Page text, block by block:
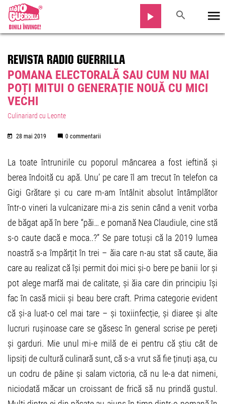
REVISTA RADIO GUERRILLA
POMANA ELECTORALĂ SAU CUM NU MAI
POȚI MITUI O GENERAȚIE NOUĂ CU MICI
VECHI
Culinariard cu Leonte
28 mai 2019 0 commentarii
La toate întrunirile cu poporul mâncarea a fost ieftină și
berea îndoită cu apă. Unu’ pe care îl am trecut în telefon ca
Gigi Grătare și cu care m-am întâlnit absolut întâmplător
într-o vineri la vulcanizare mi-a zis senin când a venit vorba
de băgat apă în bere “păi… e pomană Nea Claudiule, cine stă
s-o caute dacă e moca..?” Se pare totuși că la 2019 lumea
noastră s-a împărțit în trei – ăia care n-au stat să caute, ăia
care au realizat că își permit doi mici și-o bere pe banii lor și
pot alege marfă mai de calitate, și ăia care din principiu își
fac în casă micii și beau bere craft. Prima categorie evident
că și-a luat-o cel mai tare – și toxiinfecție, și diaree și alte
lucruri rușinoase care se găsesc în general scrise pe pereți
și garduri. Mie unul mi-e milă de ei pentru că știu cât de
lipsiți de cultură culinară sunt, că s-a vrut să fie ținuți așa, cu
un codru de pâine și salam victoria, că nu le-a dat nimeni,
niciodată măcar un croissant de frică să nu prindă gustul.